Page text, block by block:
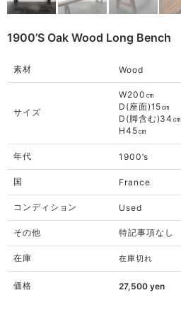
1900’s Oak Wood Long Bench
素材 Wood
サイズ
W200㎝
D(座面)15㎝
D(脚含む)34㎝
H45㎝
年代 1900’s
国 France
コンディション Used
その他 特記事項なし
在庫 在庫切れ
価格 27,500 yen